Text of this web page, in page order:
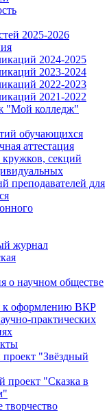
2025-2026
2024-2025
2023-2024
2022-2023
2021-2022
"Мой колледж"
обучающихся
аттестация
кружков, секций
преподавателей для
журнал
о научном обществе
к оформлению ВКР
практических
проект "Звёздный
проект "Сказка в
творчество